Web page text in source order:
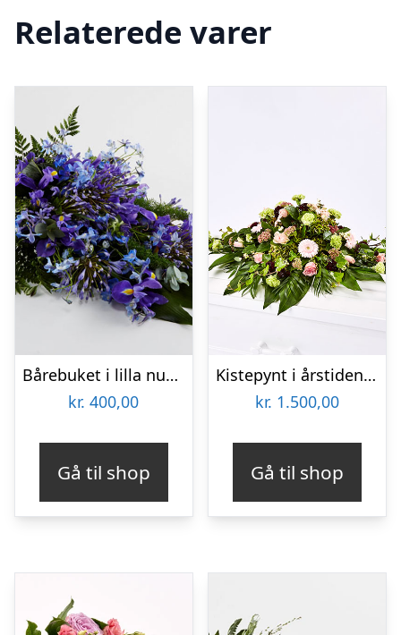
Relaterede varer
Bårebuket i lilla nuancer – Blomster til begravelse
kr. 400,00
Gå til shop
Kistepynt i årstidens blomster – Blomster til begravelse
kr. 1.500,00
Gå til shop